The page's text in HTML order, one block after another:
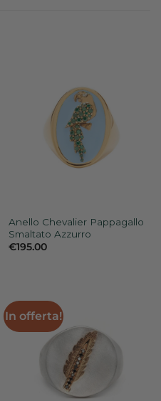
Anello Chevalier Pappagallo
Smaltato Azzurro
€195.00
In offerta!